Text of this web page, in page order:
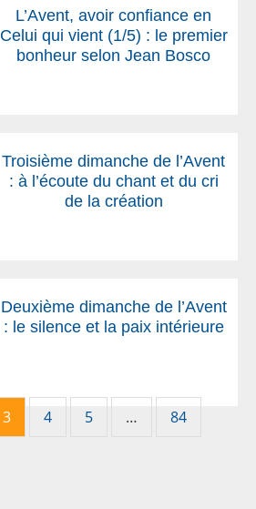
L’Avent, avoir confiance en
Celui qui vient (1/5) : le premier
bonheur selon Jean Bosco
Troisième dimanche de l’Avent
: à l’écoute du chant et du cri
de la création
Deuxième dimanche de l’Avent
: le silence et la paix intérieure
3 4 5 …
84